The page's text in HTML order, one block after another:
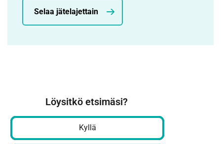
Selaa jätelajettain
Löysitkö etsimäsi?
Kyllä